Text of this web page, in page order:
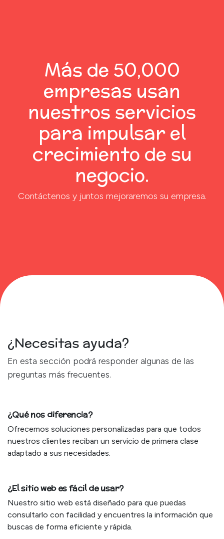
Más de 50,000
empresas usan
nuestros servicios
para impulsar el
crecimiento de su
negocio.
Contáctenos y juntos mejoraremos su empresa.
¿Necesitas ayuda?
En esta sección podrá responder algunas de las
preguntas más frecuentes.
¿Qué nos diferencia?
Ofrecemos soluciones personalizadas para que todos
nuestros clientes reciban un servicio de primera clase
adaptado a sus necesidades.
¿El sitio web es fácil de usar?
Nuestro sitio web está diseñado para que puedas
consultarlo con facilidad y encuentres la información que
buscas de forma eficiente y rápida.